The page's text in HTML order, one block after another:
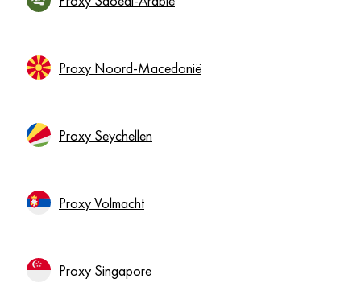
Proxy Noord-Macedonië
Proxy Seychellen
Proxy Volmacht
Proxy Singapore